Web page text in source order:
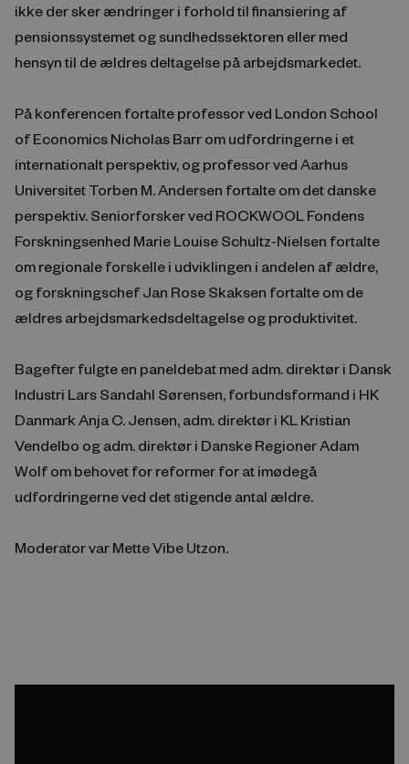
ikke der sker ændringer i forhold til finansiering af
pensionssystemet og sundhedssektoren eller med
hensyn til de ældres deltagelse på arbejdsmarkedet.
På konferencen fortalte professor ved London School
of Economics Nicholas Barr om udfordringerne i et
internationalt perspektiv, og professor ved Aarhus
Universitet Torben M. Andersen fortalte om det danske
perspektiv. Seniorforsker ved ROCKWOOL Fondens
Forskningsenhed Marie Louise Schultz-Nielsen fortalte
om regionale forskelle i udviklingen i andelen af ældre,
og forskningschef Jan Rose Skaksen fortalte om de
ældres arbejdsmarkedsdeltagelse og produktivitet.
Bagefter fulgte en paneldebat med adm. direktør i Dansk
Industri Lars Sandahl Sørensen, forbundsformand i HK
Danmark Anja C. Jensen, adm. direktør i KL Kristian
Vendelbo og adm. direktør i Danske Regioner Adam
Wolf om behovet for reformer for at imødegå
udfordringerne ved det stigende antal ældre.
Moderator var Mette Vibe Utzon.